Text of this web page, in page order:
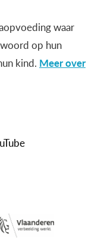
waar
op hun
kind. Meer over